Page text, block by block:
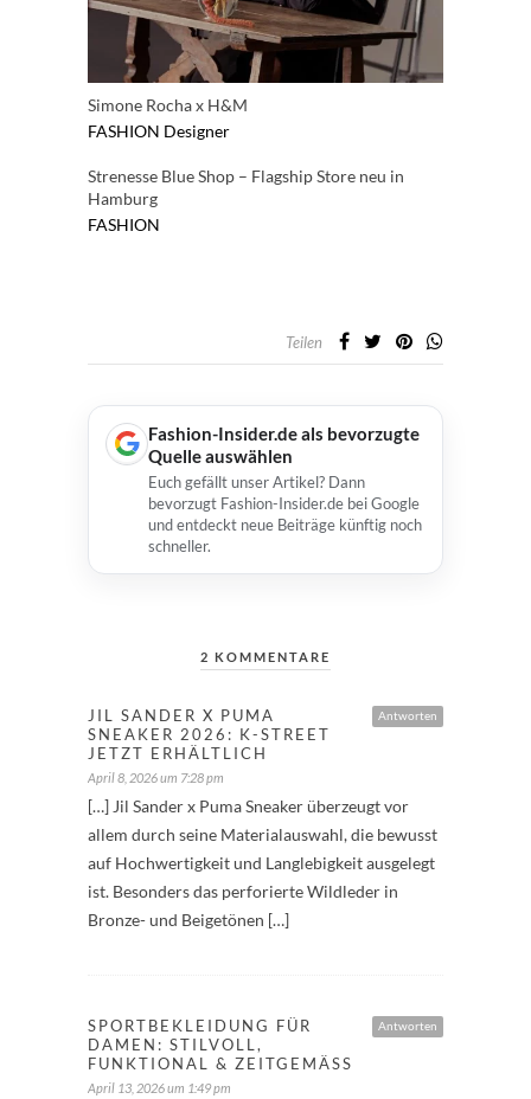
Simone Rocha x H&M
FASHION Designer
Strenesse Blue Shop – Flagship Store neu in
Hamburg
FASHION
Teilen
Fashion-Insider.de als bevorzugte
Quelle auswählen
Euch gefällt unser Artikel? Dann
bevorzugt Fashion-Insider.de bei Google
und entdeckt neue Beiträge künftig noch
schneller.
2 KOMMENTARE
Antworten
JIL SANDER X PUMA
SNEAKER 2026: K-STREET
JETZT ERHÄLTLICH
April 8, 2026 um 7:28 pm
[…] Jil Sander x Puma Sneaker überzeugt vor
allem durch seine Materialauswahl, die bewusst
auf Hochwertigkeit und Langlebigkeit ausgelegt
ist. Besonders das perforierte Wildleder in
Bronze- und Beigetönen […]
Antworten
SPORTBEKLEIDUNG FÜR
DAMEN: STILVOLL,
FUNKTIONAL & ZEITGEMÄSS
April 13, 2026 um 1:49 pm